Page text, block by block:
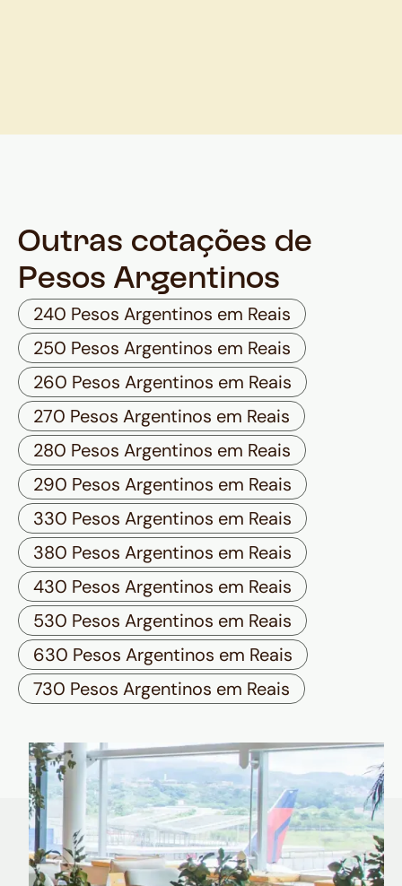
Outras cotações de
Pesos Argentinos
240 Pesos Argentinos em Reais
250 Pesos Argentinos em Reais
260 Pesos Argentinos em Reais
270 Pesos Argentinos em Reais
280 Pesos Argentinos em Reais
290 Pesos Argentinos em Reais
330 Pesos Argentinos em Reais
380 Pesos Argentinos em Reais
430 Pesos Argentinos em Reais
530 Pesos Argentinos em Reais
630 Pesos Argentinos em Reais
730 Pesos Argentinos em Reais
Quem é Nomad tem